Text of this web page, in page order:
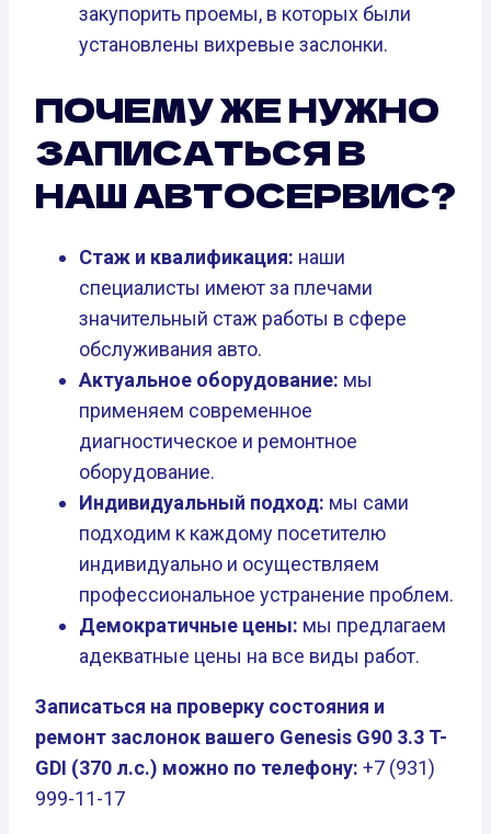
закупорить проемы, в которых были
установлены вихревые заслонки.
ПОЧЕМУ ЖЕ НУЖНО
ЗАПИСАТЬСЯ В
НАШ АВТОСЕРВИС?
Стаж и квалификация: наши
специалисты имеют за плечами
значительный стаж работы в сфере
обслуживания авто.
Актуальное оборудование: мы
применяем современное
диагностическое и ремонтное
оборудование.
Индивидуальный подход: мы сами
подходим к каждому посетителю
индивидуально и осуществляем
профессиональное устранение проблем.
Демократичные цены: мы предлагаем
адекватные цены на все виды работ.
Записаться на проверку состояния и
ремонт заслонок вашего Genesis G90 3.3 T-
GDI (370 л.с.) можно по телефону: +7 (931)
999-11-17